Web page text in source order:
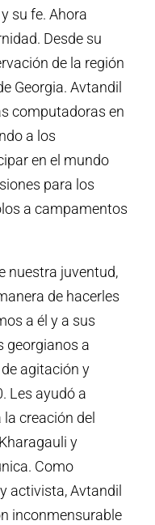
su fe. Ahora
Desde su
de la región
Georgia. Avtandil
computadoras en
a los
en el mundo
para los
a campamentos
nuestra juventud,
de hacerles
a él y a sus
georgianos a
agitación y
Les ayudó a
creación del
y
Como
activista, Avtandil
inconmensurable